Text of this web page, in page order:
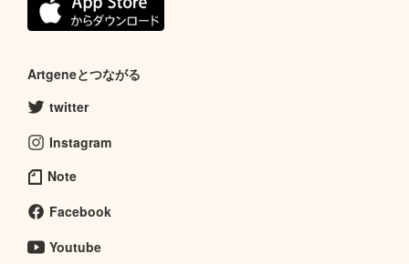
Artgeneとつながる
twitter
Instagram
Note
Facebook
Youtube